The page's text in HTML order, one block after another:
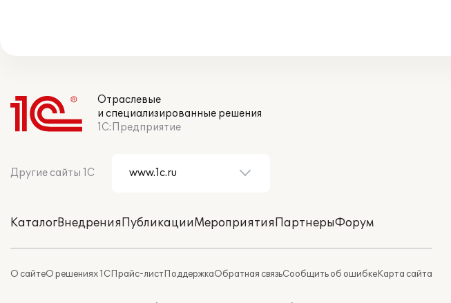
Отраслевые
и специализированные решения
1С:Предприятие
Другие сайты 1С
КаталогВнедренияПубликацииМероприятияПартнерыФорум
О сайтеО решениях 1СПрайс-листПоддержкаОбратная связьСообщить об ошибкеКарта сайта